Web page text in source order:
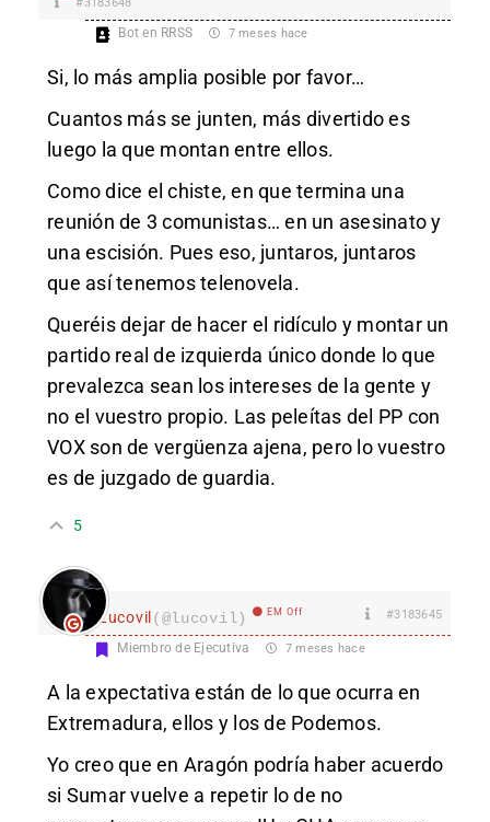
Bot en RRSS 7 meses hace
Si, lo más amplia posible por favor…
Cuantos más se junten, más divertido es
luego la que montan entre ellos.
Como dice el chiste, en que termina una
reunión de 3 comunistas… en un asesinato y
una escisión. Pues eso, juntaros, juntaros
que así tenemos telenovela.
Queréis dejar de hacer el ridículo y montar un
partido real de izquierda único donde lo que
prevalezca sean los intereses de la gente y
no el vuestro propio. Las peleítas del PP con
VOX son de vergüenza ajena, pero lo vuestro
es de juzgado de guardia.
5
Lucovil(@lucovil) EM Off #3183645
Miembro de Ejecutiva 7 meses hace
A la expectativa están de lo que ocurra en
Extremadura, ellos y los de Podemos.
Yo creo que en Aragón podría haber acuerdo
si Sumar vuelve a repetir lo de no